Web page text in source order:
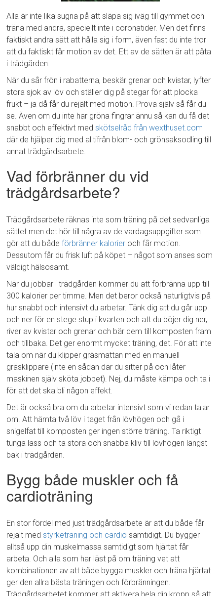
Alla är inte lika sugna på att släpa sig iväg till gymmet och
träna med andra, speciellt inte i coronatider. Men det finns
faktiskt andra sätt att hålla sig i form, även fast du inte tror
att du faktiskt får motion av det. Ett av de sätten är att påta
i trädgården.
När du sår frön i rabatterna, beskär grenar och kvistar, lyfter
stora sjok av löv och ställer dig på stegar för att plocka
frukt – ja då får du rejält med motion. Prova själv så får du
se. Även om du inte har gröna fingrar ännu så kan du få det
snabbt och effektivt medskötselråd från wexthuset.com
där de hjälper dig med alltifrån blom- och grönsaksodling till
annat trädgårdsarbete.
Vad förbränner du vid
trädgårdsarbete?
Trädgårdsarbete räknas inte som träning på det sedvanliga
sättet men det hör till några av de vardagsuppgifter som
gör att du bådeförbränner kalorier och får motion.
Dessutom får du frisk luft på köpet – något som anses som
väldigt hälsosamt.
När du jobbar i trädgården kommer du att förbränna upp till
300 kalorier per timme. Men det beror också naturligtvis på
hur snabbt och intensivt du arbetar. Tänk dig att du går upp
och ner för en stege stup i kvarten och att du böjer dig ner,
river av kvistar och grenar och bär dem till komposten fram
och tillbaka. Det ger enormt mycket träning, det. För att inte
tala om när du klipper gräsmattan med en manuell
gräsklippare (inte en sådan där du sitter på och låter
maskinen själv sköta jobbet). Nej, du måste kämpa och ta i
för att det ska bli någon effekt.
Det är också bra om du arbetar intensivt som vi redan talar
om. Att hämta två löv i taget från lövhögen och gå i
snigelfat till komposten ger ingen större träning. Ta riktigt
tunga lass och ta stora och snabba kliv till lövhögen längst
bak i trädgården.
Bygg både muskler och få
cardioträning
En stor fördel med just trädgårdsarbete är att du både får
rejält medstyrketräning och cardio samtidigt. Du bygger
alltså upp din muskelmassa samtidigt som hjärtat får
arbeta. Och alla som har läst på om träning vet att
kombinationen av att både bygga muskler och träna hjärtat
ger den allra bästa träningen och förbränningen.